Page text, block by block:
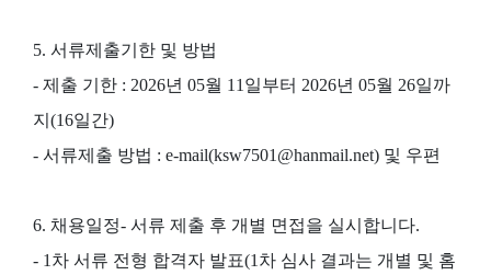
5. 서류제출기한 및 방법
- 제출 기한 : 2026년 05월 11일부터 2026년 05월 26일까
지(16일간)
- 서류제출 방법 : e-mail(ksw7501@hanmail.net) 및 우편
6. 채용일정- 서류 제출 후 개별 면접을 실시합니다.
- 1차 서류 전형 합격자 발표(1차 심사 결과는 개별 및 홈